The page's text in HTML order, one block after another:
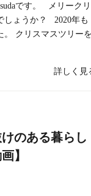
です。 メリークリ
しょうか？ 2020年も
。 クリスマスツリーを
詳しく見
のある暮らし
】